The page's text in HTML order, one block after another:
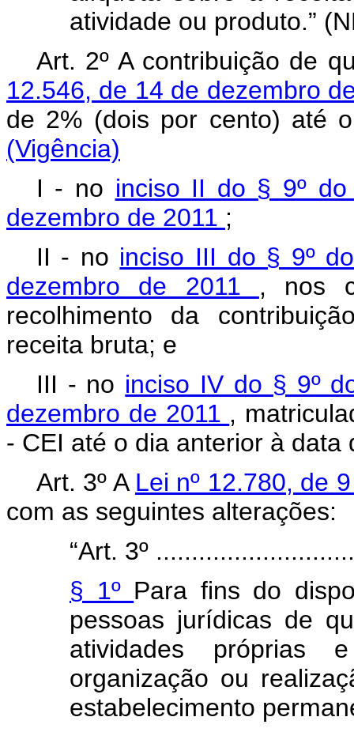
atividade ou produto.”
Art. 2º A contribuição de
12.546, de 14 de dezembro
de 2% (dois por cento) até
(Vigência)
I - no inciso II do § 9º
dezembro de 2011 ;
II - no inciso III do § 9º
dezembro de 2011 , nos
recolhimento da
receita bruta; e
III - no inciso IV do § 9º
dezembro de 2011 ,
- CEI até o dia anterior à data
Art. 3º A Lei nº 12.780, de
com as seguintes alterações:
“Art. 3º
§ 1º Para fins do
pessoas jurídicas de
atividades próprias
organização ou
estabelecimento